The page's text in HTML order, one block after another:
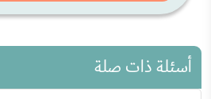
أسئلة ذات صلة